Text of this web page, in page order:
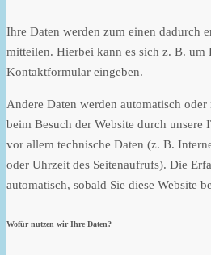
Ihre Daten werden zum einen dadurch
mitteilen. Hierbei kann es sich z. B. um
Kontaktformular eingeben.
Andere Daten werden automatisch
beim Besuch der Website durch unsere
vor allem technische Daten (z. B.
oder Uhrzeit des Seitenaufrufs). Die
automatisch, sobald Sie diese Website
Wofür nutzen wir Ihre Daten?